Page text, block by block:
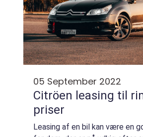
05 September 2022
Citröen leasing til
priser
Leasing af en bil kan være en